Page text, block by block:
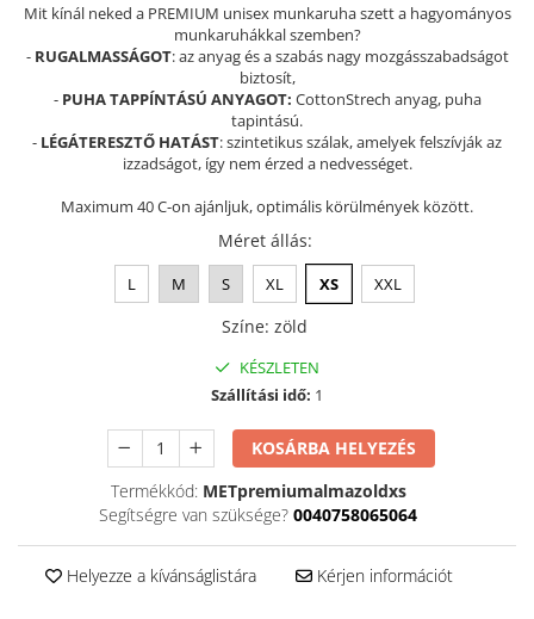
GYEREK SZANDÁL ÉS PAPUCS
STERILIZÁLHATÓ KLUMPA
TÉLI GYAPJÚ PAPUCSOK - női és
KIVEHETŐ TALPBETÉTES KLUMPA
BÜTYKÖS LÁBRA VALÓ PAPUCS
MUNKAVÉDELMI TANUSÍTVÁNNYAL
Mit kínál neked a PREMIUM unisex munkaruha szett a hagyományos
munkaruhákkal szemben?
- RUGALMASSÁGOT: az anyag és a szabás nagy mozgásszabadságot
biztosít,
- PUHA TAPPÍNTÁSÚ ANYAGOT: CottonStrech anyag, puha
tapintású.
- LÉGÁTERESZTŐ HATÁST: szintetikus szálak, amelyek felszívják az
izzadságot, így nem érzed a nedvességet.
Maximum 40 C-on ajánljuk, optimális körülmények között.
Méret állás:
L M S XL XS XXL
Színe: zöld
KÉSZLETEN
Szállítási idő: 1
KOSÁRBA HELYEZÉS
Termékkód: METpremiumalmazoldxs
Segítségre van szüksége? 0040758065064
Helyezze a kívánságlistára Kérjen információt